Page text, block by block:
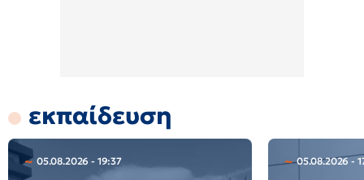
εκπαίδευση
05.08.2026 - 19:37 05.08.2026 -